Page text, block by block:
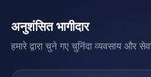
अनुशंसित भागीदार
हमारे द्वारा चुने गए चुनिंदा व्यवसाय और